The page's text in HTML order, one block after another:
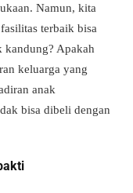
Namun, kita
terbaik bisa
kandung? Apakah
keluarga yang
anak
bisa dibeli dengan